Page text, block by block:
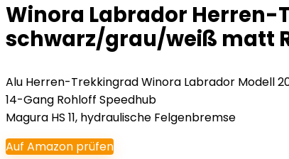
Winora Labrador Herren-
schwarz/grau/weiß matt
Alu Herren-Trekkingrad Winora Labrador Modell
14-Gang Rohloff Speedhub
Magura HS 11, hydraulische Felgenbremse
Auf Amazon prüfen